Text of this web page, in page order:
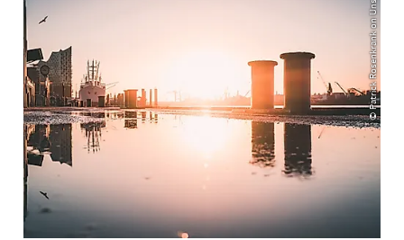
© Patrick Rosenkrank on Unsplash